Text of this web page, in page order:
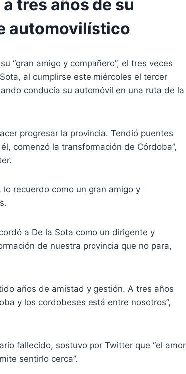
tres años de su
automovilístico
“gran amigo y compañero”, el tres veces
al cumplirse este miércoles el tercer
conducía su automóvil en una ruta de la
progresar la provincia. Tendió puentes
comenzó la transformación de Córdoba”,
lo recuerdo como un gran amigo y
a De la Sota como un dirigente y
de nuestra provincia que no para,
años de amistad y gestión. A tres años
y los cordobeses está entre nosotros”,
fallecido, sostuvo por Twitter que “el amor
sentirlo cerca”.